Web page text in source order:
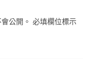
公開。 必填欄位標示